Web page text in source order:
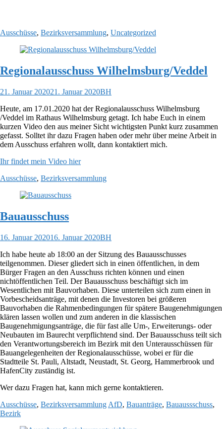
Ausschüsse, Bezirksversammlung, Uncategorized
Regionalausschuss Wilhelmsburg/Veddel
21. Januar 202021. Januar 2020BH
Heute, am 17.01.2020 hat der Regionalausschuss Wilhelmsburg
/Veddel im Rathaus Wilhelmsburg getagt. Ich habe Euch in einem
kurzen Video den aus meiner Sicht wichtigsten Punkt kurz zusammen
gefasst. Solltet ihr dazu Fragen haben oder mehr über meine Arbeit in
dem Ausschuss erfahren wollt, dann kontaktiert mich.
Ihr findet mein Video hier
Ausschüsse, Bezirksversammlung
Bauausschuss
16. Januar 202016. Januar 2020BH
Ich habe heute ab 18:00 an der Sitzung des Bauausschusses
teilgenommen. Dieser gliedert sich in einen öffentlichen, in dem
Bürger Fragen an den Ausschuss richten können und einen
nichtöffentlichen Teil. Der Bauausschuss beschäftigt sich im
Wesentlichen mit Bauvorhaben. Diese unterteilen sich zum einen in
Vorbescheidsanträge, mit denen die Investoren bei größeren
Bauvorhaben die Rahmenbedingungen für spätere Baugenehmigungen
klären lassen wollen und zum anderen in die klassischen
Baugenehmigungsanträge, die für fast alle Um-, Erweiterungs- oder
Neubauten im Baurecht verpflichtend sind. Der Bauausschuss teilt sich
den Verantwortungsbereich im Bezirk mit den Unterausschüssen für
Bauangelegenheiten der Regionalausschüsse, wobei er für die
Stadtteile St. Pauli, Altstadt, Neustadt, St. Georg, Hammerbrook und
HafenCity zuständig ist.
Wer dazu Fragen hat, kann mich gerne kontaktieren.
Ausschüsse, Bezirksversammlung AfD, Bauanträge, Bauaussschuss,
Bezirk